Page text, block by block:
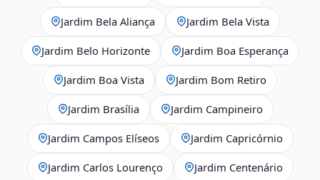
Jardim Bela Aliança Jardim Bela Vista
Jardim Belo Horizonte Jardim Boa Esperança
Jardim Boa Vista Jardim Bom Retiro
Jardim Brasília Jardim Campineiro
Jardim Campos Elíseos Jardim Capricórnio
Jardim Carlos Lourenço Jardim Centenário